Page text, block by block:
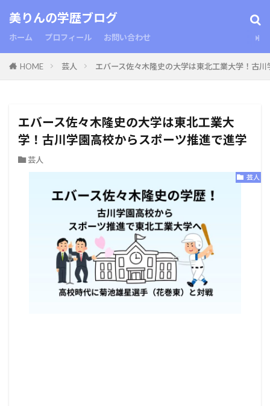
美りんの学歴ブログ
ホーム プロフィール お問い合わせ
HOME 芸人 エバース佐々木隆史の大学は東北工業大学！古
エバース佐々木隆史の大学は東北工業大
学！古川学園高校からスポーツ推進で進学
芸人
芸人